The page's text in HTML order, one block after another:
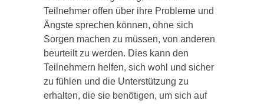
Teilnehmer offen über ihre Probleme und
Ängste sprechen können, ohne sich
Sorgen machen zu müssen, von anderen
beurteilt zu werden. Dies kann den
Teilnehmern helfen, sich wohl und sicher
zu fühlen und die Unterstützung zu
erhalten, die sie benötigen, um sich auf